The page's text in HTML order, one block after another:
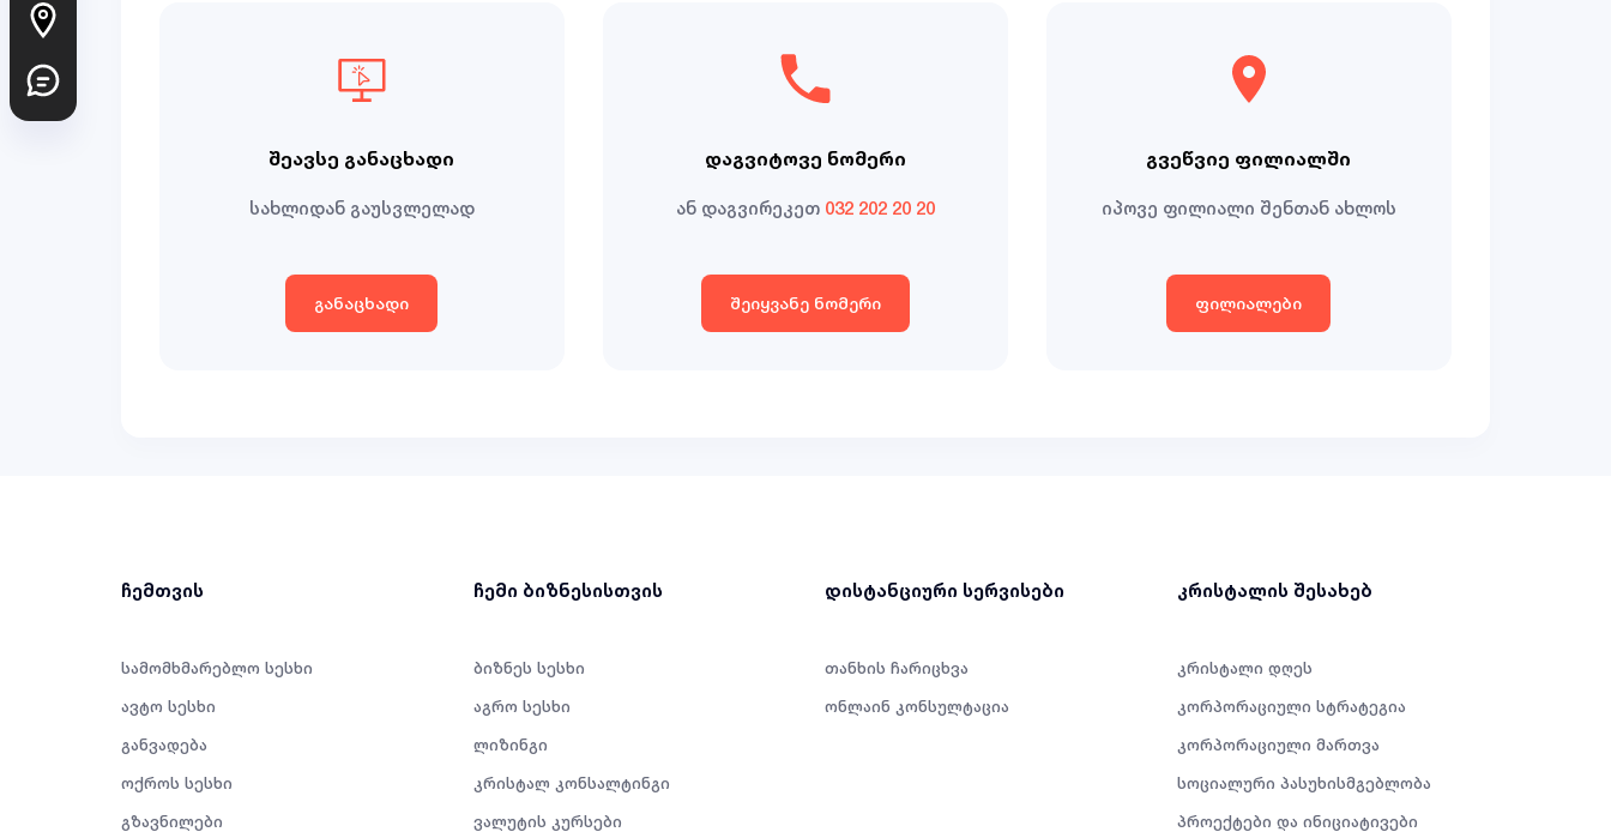
შეავსე განაცხადი
სახლიდან გაუსვლელად
განაცხადი
დაგვიტოვე ნომერი
ან დაგვირეკეთ 032 202 20 20
შეიყვანე ნომერი
გვეწვიე ფილიალში
იპოვე ფილიალი შენთან ახლოს
ფილიალები
ჩემთვის
სამომხმარებლო სესხი
ავტო სესხი
განვადება
ოქროს სესხი
გზავნილები
ჩემი ბიზნესისთვის
ბიზნეს სესხი
აგრო სესხი
ლიზინგი
კრისტალ კონსალტინგი
ვალუტის კურსები
დისტანციური სერვისები
თანხის ჩარიცხვა
ონლაინ კონსულტაცია
კრისტალის შესახებ
კრისტალი დღეს
კორპორაციული სტრატეგია
კორპორაციული მართვა
სოციალური პასუხისმგებლობა
პროექტები და ინიციატივები